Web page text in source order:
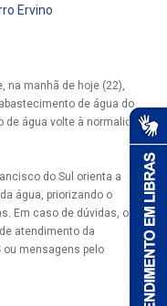
Ervino
na manhã de hoje (22),
de água do
de água volte à normalidade
do Sul orienta a
água, priorizando o
Em caso de dúvidas, o
atendimento da
mensagens pelo